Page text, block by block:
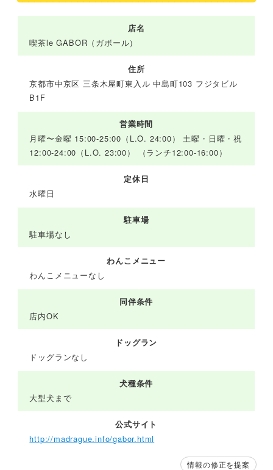
店名
喫茶le GABOR（ガボール）
住所
京都市中京区 三条木屋町東入ル 中島町103 フジタビル
B1F
営業時間
月曜〜金曜 15:00-25:00（L.O. 24:00） 土曜・日曜・祝
12:00-24:00（L.O. 23:00） （ランチ12:00-16:00）
定休日
水曜日
駐車場
駐車場なし
わんこメニュー
わんこメニューなし
同伴条件
店内OK
ドッグラン
ドッグランなし
犬種条件
大型犬まで
公式サイト
http://madrague.info/gabor.html
情報の修正を提案